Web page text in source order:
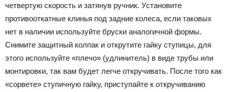
четвертую скорость и затянув ручник. Установите
противооткатные клинья под задние колеса, если таковых
нет в наличии используйте бруски аналогичной формы.
Снимите защитный колпак и открутите гайку ступицы, для
этого используйте «плечо» (удлинитель) в виде трубы или
монтировки, так вам будет легче откручивать. После того как
«сорвете» ступичную гайку, приступайте к откручиванию